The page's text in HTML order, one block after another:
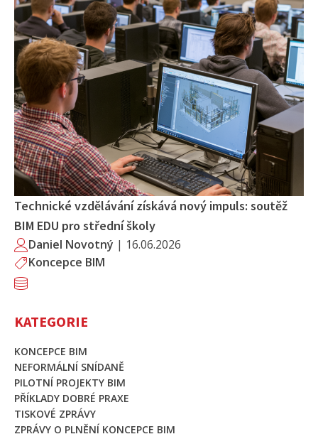
Technické vzdělávání získává nový impuls: soutěž
BIM EDU pro střední školy
Daniel Novotný | 16.06.2026
Koncepce BIM
KATEGORIE
KONCEPCE BIM
NEFORMÁLNÍ SNÍDANĚ
PILOTNÍ PROJEKTY BIM
PŘÍKLADY DOBRÉ PRAXE
TISKOVÉ ZPRÁVY
ZPRÁVY O PLNĚNÍ KONCEPCE BIM